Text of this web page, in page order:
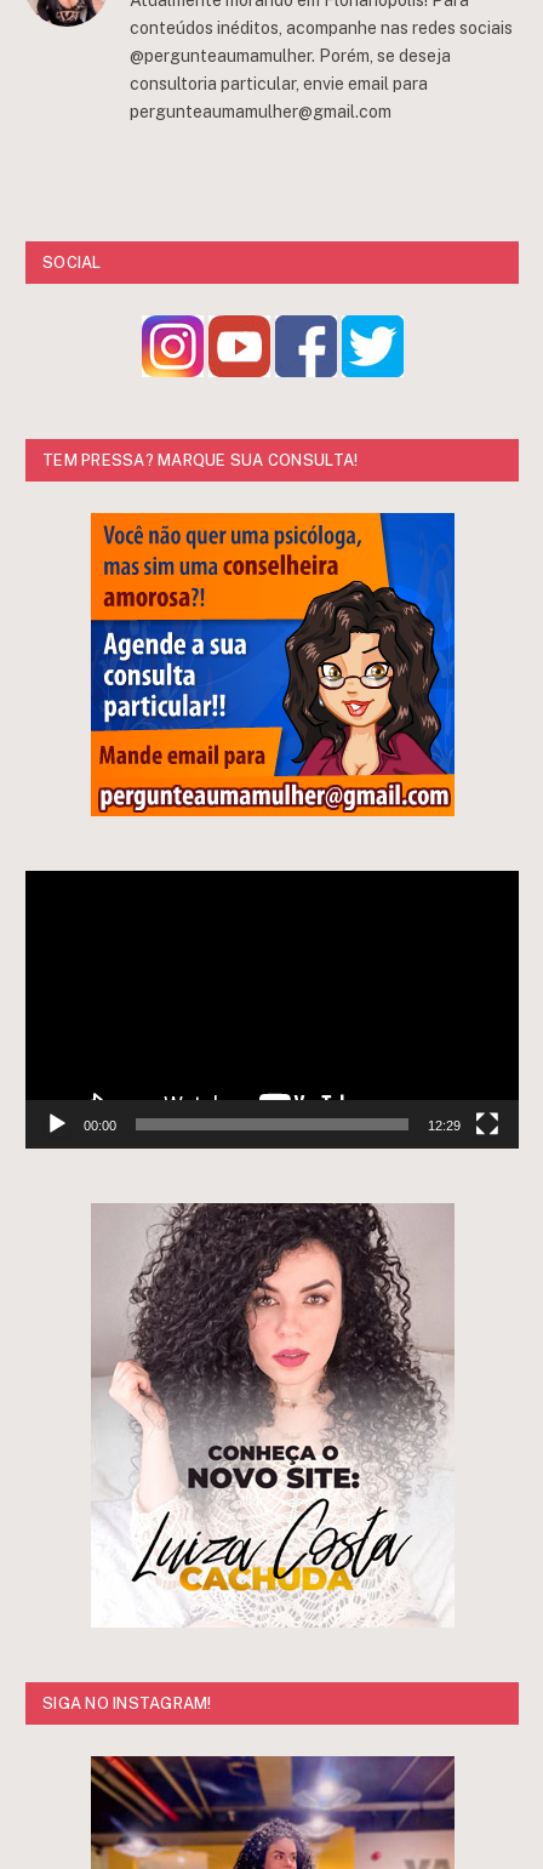
conteúdos inéditos, acompanhe nas redes sociais
@pergunteaumamulher. Porém, se deseja
consultoria particular, envie email para
pergunteaumamulher@gmail.com
SOCIAL
TEM PRESSA? MARQUE SUA CONSULTA!
00:00 12:29
SIGA NO INSTAGRAM!